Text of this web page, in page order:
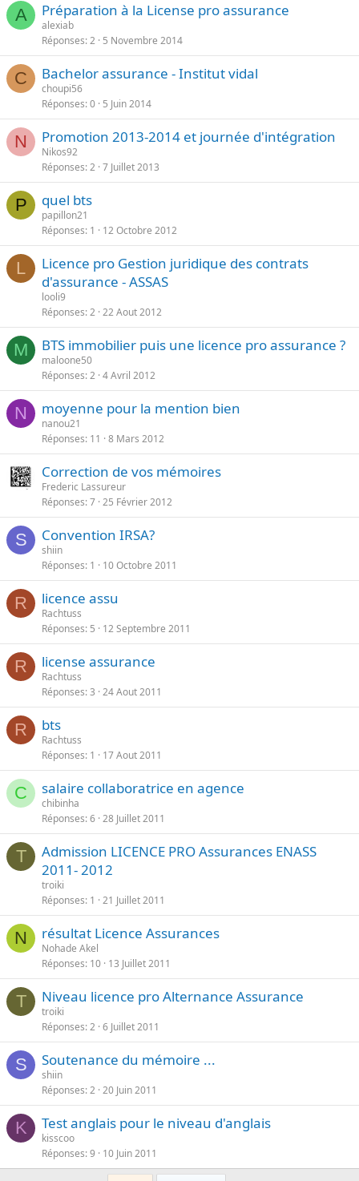
A Préparation à la License pro assurance
alexiab
Réponses 2 5 Novembre 2014
C Bachelor assurance - Institut vidal
choupi56
Réponses 0 5 Juin 2014
N Promotion 2013-2014 et journée d'intégration
Nikos92
Réponses 2 7 Juillet 2013
P quel bts
papillon21
Réponses 1 12 Octobre 2012
L
Licence pro Gestion juridique des contrats
d'assurance - ASSAS
looli9
Réponses 2 22 Aout 2012
M BTS immobilier puis une licence pro assurance ?
maloone50
Réponses 2 4 Avril 2012
N moyenne pour la mention bien
nanou21
Réponses 11 8 Mars 2012
Correction de vos mémoires
Frederic Lassureur
Réponses 7 25 Février 2012
S Convention IRSA?
shiin
Réponses 1 10 Octobre 2011
R licence assu
Rachtuss
Réponses 5 12 Septembre 2011
R license assurance
Rachtuss
Réponses 3 24 Aout 2011
R bts
Rachtuss
Réponses 1 17 Aout 2011
C salaire collaboratrice en agence
chibinha
Réponses 6 28 Juillet 2011
T
Admission LICENCE PRO Assurances ENASS
2011- 2012
troiki
Réponses 1 21 Juillet 2011
N résultat Licence Assurances
Nohade Akel
Réponses 10 13 Juillet 2011
T Niveau licence pro Alternance Assurance
troiki
Réponses 2 6 Juillet 2011
S Soutenance du mémoire ...
shiin
Réponses 2 20 Juin 2011
K Test anglais pour le niveau d'anglais
kisscoo
Réponses 9 10 Juin 2011